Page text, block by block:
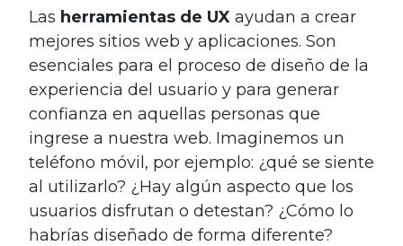
Las herramientas de UX ayudan a crear
mejores sitios web y aplicaciones. Son
esenciales para el proceso de diseño de la
experiencia del usuario y para generar
confianza en aquellas personas que
ingrese a nuestra web. Imaginemos un
teléfono móvil, por ejemplo: ¿qué se siente
al utilizarlo? ¿Hay algún aspecto que los
usuarios disfrutan o detestan? ¿Cómo lo
habrías diseñado de forma diferente?